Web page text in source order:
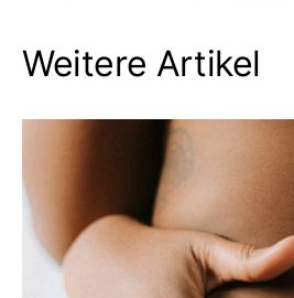
Weitere Artikel